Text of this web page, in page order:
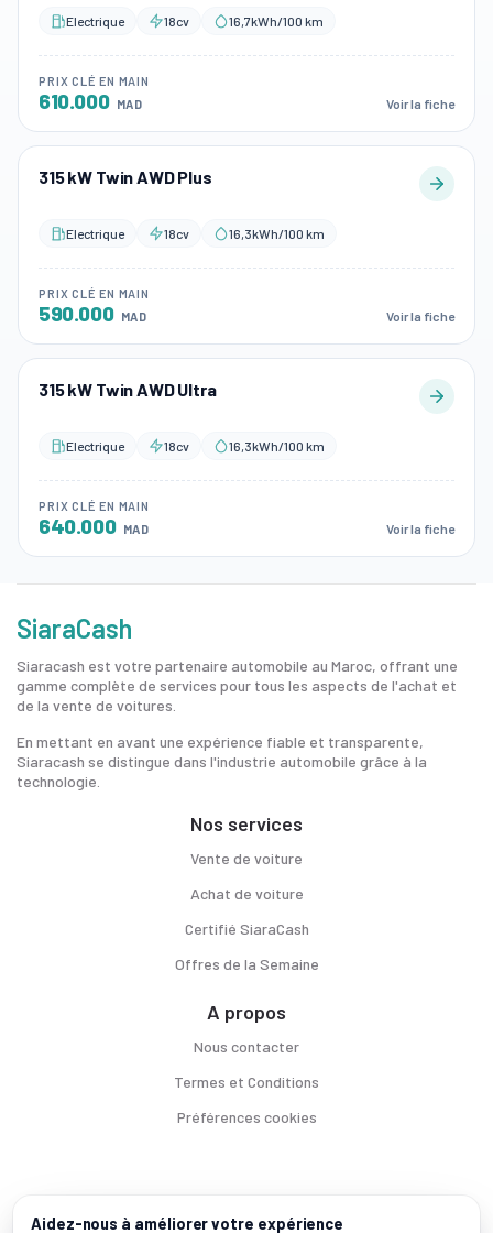
Electrique 18cv 16,7kWh/100 km
PRIX CLÉ EN MAIN
610.000 MAD Voir la fiche
315 kW Twin AWD Plus
Electrique 18cv 16,3kWh/100 km
PRIX CLÉ EN MAIN
590.000 MAD Voir la fiche
315 kW Twin AWD Ultra
Electrique 18cv 16,3kWh/100 km
PRIX CLÉ EN MAIN
640.000 MAD Voir la fiche
SiaraCash
Siaracash est votre partenaire automobile au Maroc, offrant une
gamme complète de services pour tous les aspects de l'achat et
de la vente de voitures.
En mettant en avant une expérience fiable et transparente,
Siaracash se distingue dans l'industrie automobile grâce à la
technologie.
Nos services
Vente de voiture
Achat de voiture
Certifié SiaraCash
Offres de la Semaine
A propos
Nous contacter
Termes et Conditions
Préférences cookies
Voitures par ville
Aidez-nous à améliorer votre expérience